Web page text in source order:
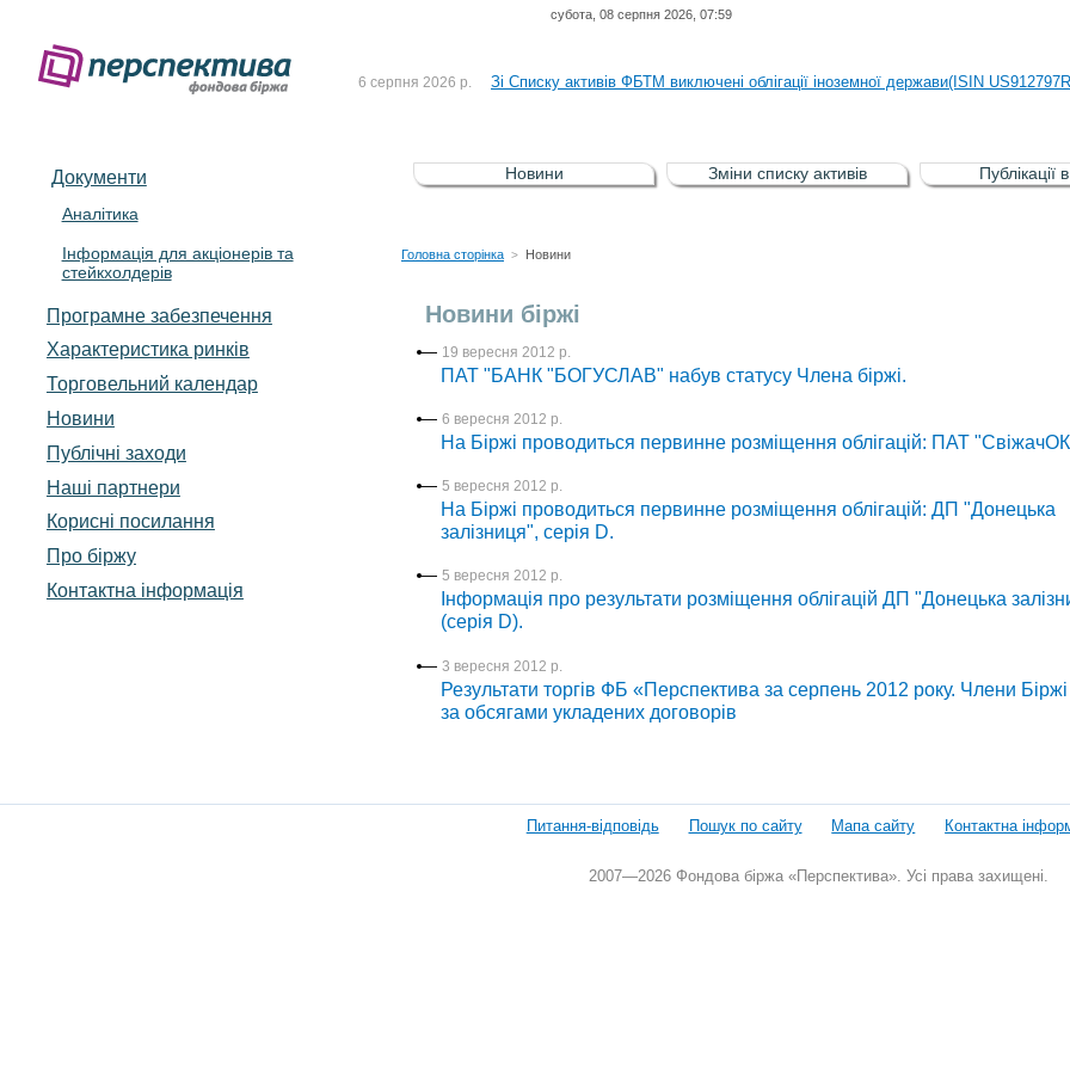
субота, 08 серпня 2026, 07:59
До Списку активів регульованого фондового ринку (РФР) включена
6 серпня 2026 р. Зі Списку активів ФБТМ виключені облігації іноземної держави(ISIN
5 серпня 2026 р. Зі списку активів РФР виключені Облігація внутрішніх державних позик
4 серпня 2026 р. До Списку активів регульованого фондового ринку (РФР) включена
Документи
Аналітика
Інформація для акціонерів та
стейкхолдерів
Програмне забезпечення
Характеристика pинків
Торговельний календар
Новини
Публічні заходи
Наші партнери
Корисні посилання
Про біржу
Контактна інформація
Новини Зміни списку активів Публікації
Головна сторінка > Новини
Новини біржі
19 вересня 2012 р.
ПАТ "БАНК "БОГУСЛАВ" набув статусу Члена біржі.
6 вересня 2012 р.
На Біржі проводиться первинне розміщення облігацій: ПАТ
5 вересня 2012 р.
На Біржі проводиться первинне розміщення облігацій: ДП "Донецька
залізниця", серія D.
5 вересня 2012 р.
Інформація про результати розміщення облігацій ДП "Донецька
(серія D).
3 вересня 2012 р.
Результати торгів ФБ «Перспектива за серпень 2012 року. Члени Біржі
за обсягами укладених договорів
Питання-відповідь Пошук по сайту Мапа сайту Контактна
2007—2026 Фондова біржа «Перспектива». Усі права захищені.